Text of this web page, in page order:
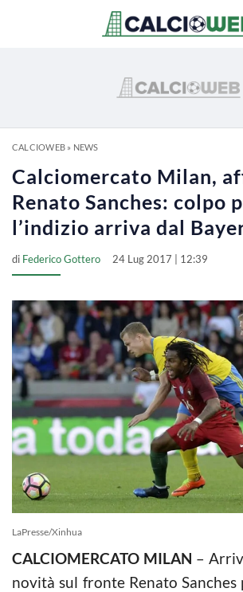
CALCIOWEB» NEWS
Calciomercato Milan,
Renato Sanches: colpo
l’indizio arriva dal
di Federico Gottero 24 Lug 2017 | 12:39
LaPresse/Xinhua
CALCIOMERCATO MILAN –
novità sul fronte Renato